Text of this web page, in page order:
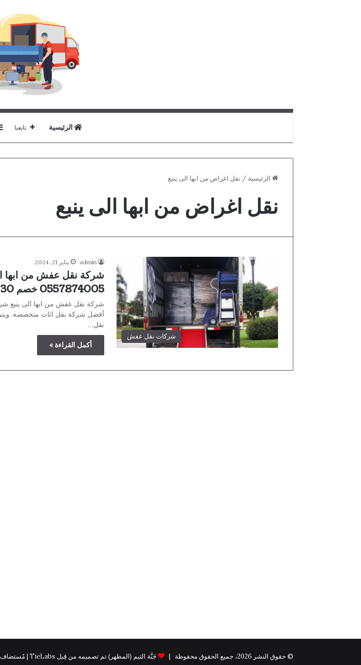
الرئيسية تابعنا
الرئيسية / نقل اغراض من ابها الى ينبع
نقل اغراض من ابها الى ينبع
شركات نقل عفش
admin يناير 21, 2024
شركة نقل عفش من ابها
0557874005 خصم 30
شركة نقل عفش من ابها الى ينبع
أفضل شركة نقل اثاث متخصصة.
نقل…
أكمل القراءة »
© حقوق النشر 2026، جميع الحقوق محفوظة | جَنَّة الثيم (المظهر) تم تصميمه من قِبل TieLabs | مُستضاف بفخر